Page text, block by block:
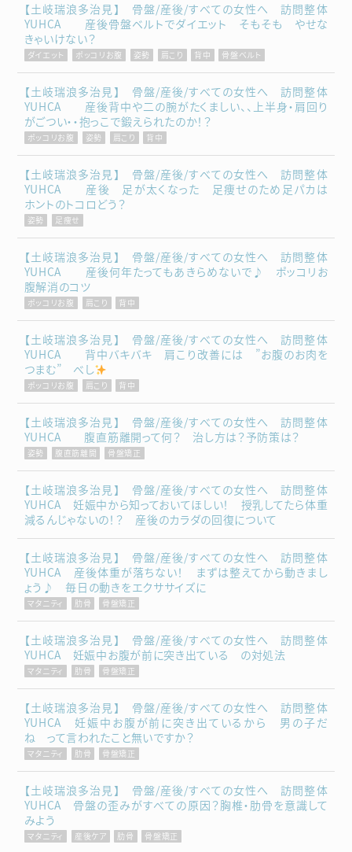
【土岐瑞浪多治見】 骨盤/産後/すべての女性へ 訪問整体
YUHCA 産後骨盤ベルトでダイエット そもそも やせな
きゃいけない？
ダイエット ポッコリお腹 姿勢 肩こり 背中 骨盤ベルト
【土岐瑞浪多治見】 骨盤/産後/すべての女性へ 訪問整体
YUHCA 産後背中や二の腕がたくましい、、上半身・肩回り
がごつい・・抱っこで鍛えられたのか！？
ポッコリお腹 姿勢 肩こり 背中
【土岐瑞浪多治見】 骨盤/産後/すべての女性へ 訪問整体
YUHCA 産後 足が太くなった 足痩せのため足パカは
ホントのトコロどう？
姿勢 足痩せ
【土岐瑞浪多治見】 骨盤/産後/すべての女性へ 訪問整体
YUHCA 産後何年たってもあきらめないで♪ ポッコリお
腹解消のコツ
ポッコリお腹 肩こり 背中
【土岐瑞浪多治見】 骨盤/産後/すべての女性へ 訪問整体
YUHCA 背中バキバキ 肩こり改善には ”お腹のお肉を
つまむ” べし
ポッコリお腹 肩こり 背中
【土岐瑞浪多治見】 骨盤/産後/すべての女性へ 訪問整体
YUHCA 腹直筋離開って何？ 治し方は？予防策は？
姿勢 腹直筋離開 骨盤矯正
【土岐瑞浪多治見】 骨盤/産後/すべての女性へ 訪問整体
YUHCA 妊娠中から知っておいてほしい！ 授乳してたら体重
減るんじゃないの！？ 産後のカラダの回復について
【土岐瑞浪多治見】 骨盤/産後/すべての女性へ 訪問整体
YUHCA 産後体重が落ちない！ まずは整えてから動きまし
ょう♪ 毎日の動きをエクササイズに
マタニティ 肋骨 骨盤矯正
【土岐瑞浪多治見】 骨盤/産後/すべての女性へ 訪問整体
YUHCA 妊娠中お腹が前に突き出ている の対処法
マタニティ 肋骨 骨盤矯正
【土岐瑞浪多治見】 骨盤/産後/すべての女性へ 訪問整体
YUHCA 妊娠中お腹が前に突き出ているから 男の子だ
ね って言われたこと無いですか？
マタニティ 肋骨 骨盤矯正
【土岐瑞浪多治見】 骨盤/産後/すべての女性へ 訪問整体
YUHCA 骨盤の歪みがすべての原因？胸椎・肋骨を意識して
みよう
マタニティ 産後ケア 肋骨 骨盤矯正